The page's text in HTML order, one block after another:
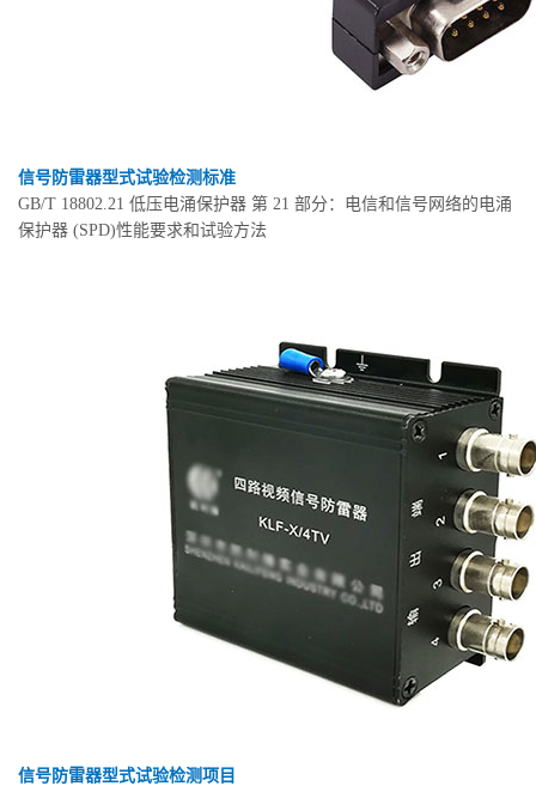
信号防雷器型式试验检测标准
GB/T 18802.21 低压电涌保护器 第 21 部分：电信和信号网络的电涌
保护器 (SPD)性能要求和试验方法
信号防雷器型式试验检测项目